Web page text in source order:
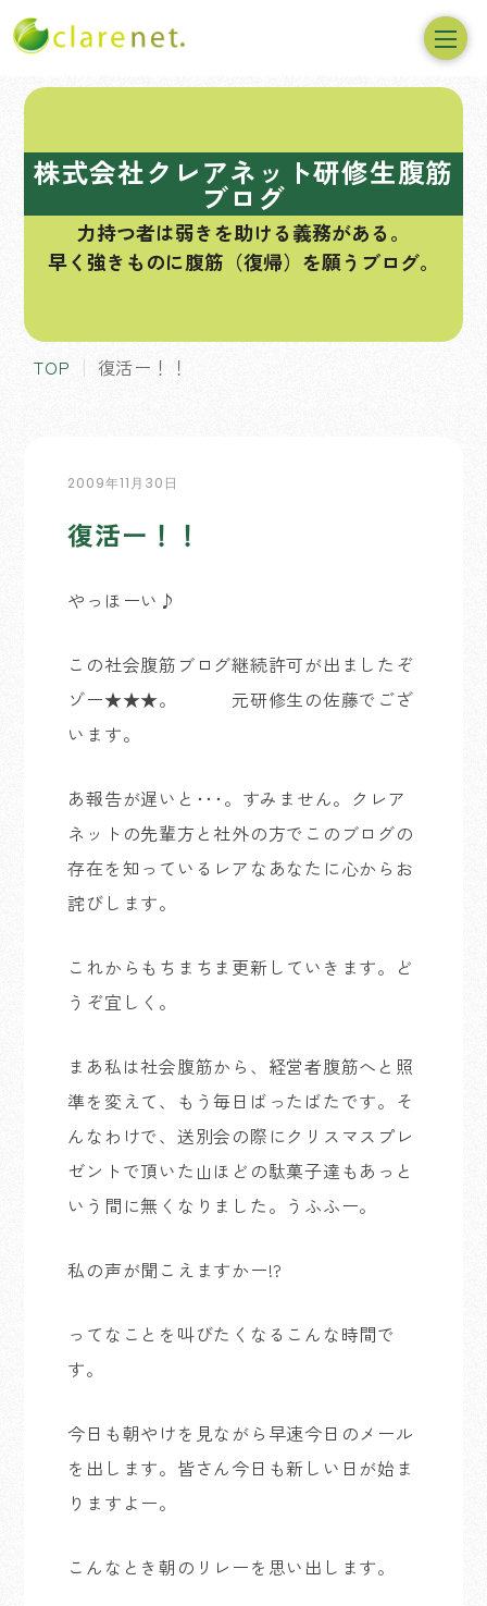
株式会社クレアネット研修生腹筋
ブログ
力持つ者は弱きを助ける義務がある。
早く強きものに腹筋（復帰）を願うブログ。
TOP 復活ー！！
2009年11月30日
復活ー！！
やっほーい♪
この社会腹筋ブログ継続許可が出ましたぞ
ゾー★★★。 元研修生の佐藤でござ
います。
あ報告が遅いと･･･。すみません。クレア
ネットの先輩方と社外の方でこのブログの
存在を知っているレアなあなたに心からお
詫びします。
これからもちまちま更新していきます。ど
うぞ宜しく。
まあ私は社会腹筋から、経営者腹筋へと照
準を変えて、もう毎日ばったばたです。そ
んなわけで、送別会の際にクリスマスプレ
ゼントで頂いた山ほどの駄菓子達もあっと
いう間に無くなりました。うふふー。
私の声が聞こえますかー!?
ってなことを叫びたくなるこんな時間で
す。
今日も朝やけを見ながら早速今日のメール
を出します。皆さん今日も新しい日が始ま
りますよー。
こんなとき朝のリレーを思い出します。